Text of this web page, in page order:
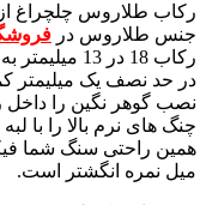
رکاب طلاروس چلچراغ از
جنس طلاروس در
رکاب 18 در
در حد نصف یک میلیمتر
نصب گوهر نگین را
چنگ های نرم بالا را با
میل نمره انگشتر است.